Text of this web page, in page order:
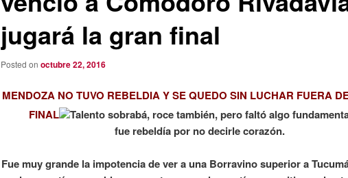
jugará la gran final
Posted on octubre 22, 2016
MENDOZA NO TUVO REBELDIA Y SE QUEDO SIN LUCHAR FUERA
FINAL
Talento sobrabá, roce también, pero faltó algo
fue rebeldía por no decirle corazón.
Fue muy grande la impotencia de ver a una Borravino superior a